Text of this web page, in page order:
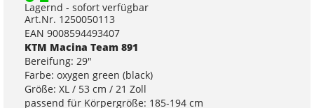
Lagernd - sofort verfügbar
Art.Nr. 1250050113
EAN 9008594493407
KTM Macina Team 891
Bereifung: 29"
Farbe: oxygen green (black)
Größe: XL / 53 cm / 21 Zoll
passend für Körpergröße: 185-194 cm